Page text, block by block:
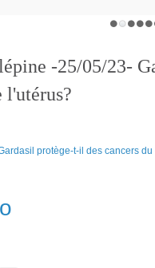
-25/05/23-
l'utérus?